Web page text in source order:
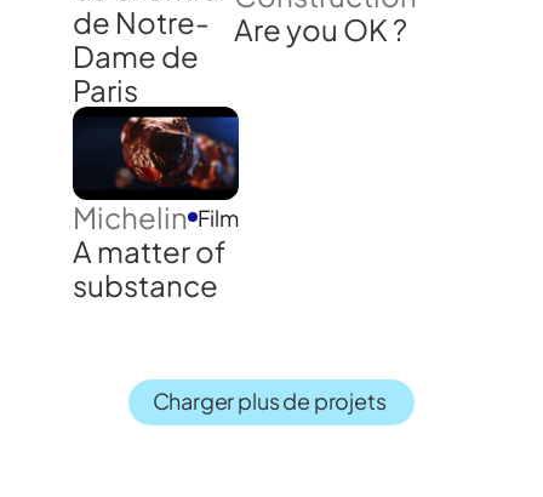
de Notre-
Dame de
Paris
Are you OK ?
Michelin Film
A matter of
substance
Charger plus de projets